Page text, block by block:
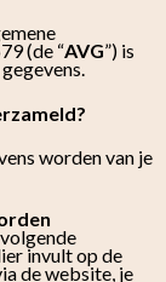
(de “AVG”) is
worden van je
invult op de
de website, je